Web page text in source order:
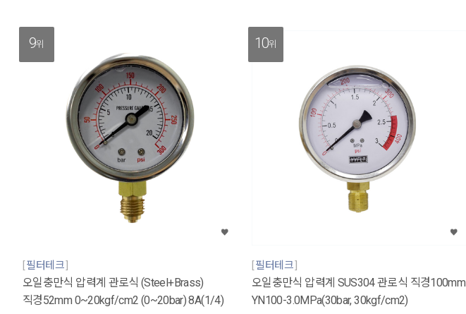
9위
필터테크
오일충만식 압력계 관로식 (Steel+Brass)
직경52mm 0~20kgf/cm2 (0~20bar) 8A(1/4)
10위
필터테크
오일충만식 압력계 SUS304 관로식 직경100mm
YN100-3.0MPa(30bar, 30kgf/cm2)